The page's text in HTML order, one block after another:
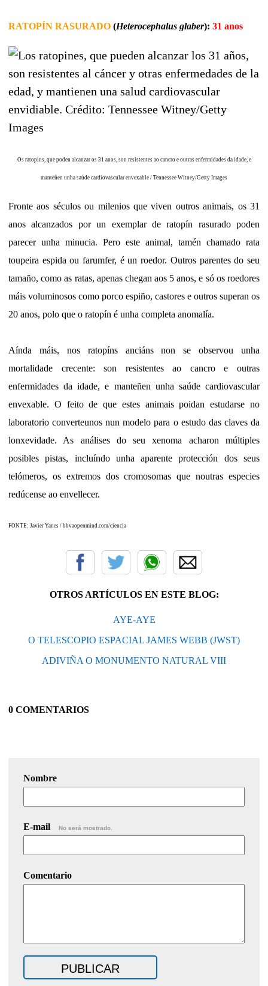
RATOPÍN RASURADO (Heterocephalus glaber): 31 anos
Os ratopíns, que poden alcanzar os 31 anos, son resistentes ao cancro e outras enfermidades da idade, e
manteñen unha saúde cardiovascular envexable / Tennessee Witney/Getty Images
Fronte aos séculos ou milenios que viven outros animais, os 31
anos alcanzados por un exemplar de ratopín rasurado poden
parecer unha minucia. Pero este animal, tamén chamado rata
toupeira espida ou farumfer, é un roedor. Outros parentes do seu
tamaño, como as ratas, apenas chegan aos 5 anos, e só os roedores
máis voluminosos como porco espiño, castores e outros superan os
20 anos, polo que o ratopín é unha completa anomalía.
Aínda máis, nos ratopíns anciáns non se observou unha
mortalidade crecente: son resistentes ao cancro e outras
enfermidades da idade, e manteñen unha saúde cardiovascular
envexable. O feito de que estes animais poidan estudarse no
laboratorio converteunos nun modelo para o estudo das claves da
lonxevidade. As análises do seu xenoma acharon múltiples
posibles pistas, incluíndo unha aparente protección dos seus
telómeros, os extremos dos cromosomas que noutras especies
redúcense ao envellecer.
FONTE: Javier Yanes / bbvaopenmind.com/ciencia
OTROS ARTÍCULOS EN ESTE BLOG:
AYE-AYE
O TELESCOPIO ESPACIAL JAMES WEBB (JWST)
ADIVIÑA O MONUMENTO NATURAL VIII
0 COMENTARIOS
Nombre
E-mail No será mostrado.
Comentario